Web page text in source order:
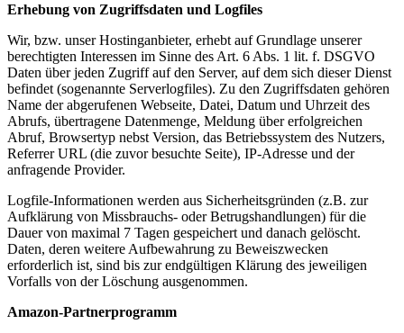
Erhebung von Zugriffsdaten und Logfiles
Wir, bzw. unser Hostinganbieter, erhebt auf Grundlage unserer
berechtigten Interessen im Sinne des Art. 6 Abs. 1 lit. f. DSGVO
Daten über jeden Zugriff auf den Server, auf dem sich dieser Dienst
befindet (sogenannte Serverlogfiles). Zu den Zugriffsdaten gehören
Name der abgerufenen Webseite, Datei, Datum und Uhrzeit des
Abrufs, übertragene Datenmenge, Meldung über erfolgreichen
Abruf, Browsertyp nebst Version, das Betriebssystem des Nutzers,
Referrer URL (die zuvor besuchte Seite), IP-Adresse und der
anfragende Provider.
Logfile-Informationen werden aus Sicherheitsgründen (z.B. zur
Aufklärung von Missbrauchs- oder Betrugshandlungen) für die
Dauer von maximal 7 Tagen gespeichert und danach gelöscht.
Daten, deren weitere Aufbewahrung zu Beweiszwecken
erforderlich ist, sind bis zur endgültigen Klärung des jeweiligen
Vorfalls von der Löschung ausgenommen.
Amazon-Partnerprogramm